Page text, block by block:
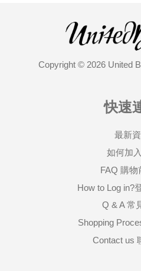
Copyright © 2026 United
快速
最新
如何加
FAQ 購物
How to Log in?
Q & A 常
Shopping
Contact us